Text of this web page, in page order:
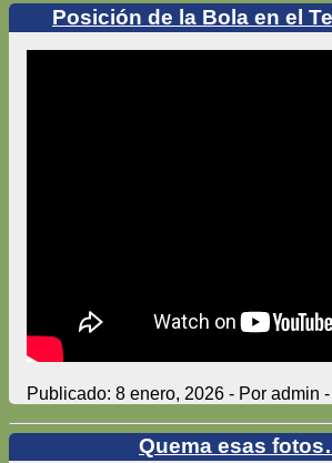
Posición de la Bola en el
Publicado: 8 enero, 2026 - Por admin -
Quema esas